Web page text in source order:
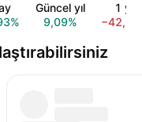
Güncel yıl
9,09%
1 yıl